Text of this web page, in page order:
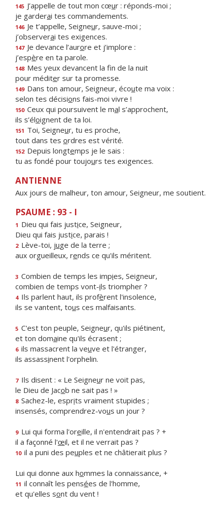
145 J’appelle de tout mon cœur : réponds-moi ;
je garderai tes commandements.
146 Je t’appelle, Seigneur, sauve-moi ;
j’observerai tes exigences.
147 Je devance l’aurore et j’implore :
j’espère en ta parole.
148 Mes yeux devancent la fn de la nuit
pour méditer sur ta promesse.
149 Dans ton amour, Seigneur, écoute ma voix :
selon tes décisions fais-moi vivre !
150 Ceux qui poursuivent le mal s’approchent,
ils s’éloignent de ta loi.
151 Toi, Seigneur, tu es proche,
tout dans tes ordres est vérité.
152 Depuis longtemps je le sais :
tu as fondé pour toujours tes exigences.
ANTIENNE
Aux jours de malheur, ton amour, Seigneur, me soutient.
PSAUME : 93 - I
1 Dieu qui fais justice, Seigneur,
Dieu qui fais justice, parais !
2 Lève-toi, juge de la terre ;
aux orgueilleux, rends ce qu'ils méritent.
3 Combien de temps les impies, Seigneur,
combien de temps vont-ils triompher ?
4 Ils parlent haut, ils profèrent l'insolence,
ils se vantent, tous ces malfaisants.
5 C'est ton peuple, Seigneur, qu'ils piétinent,
et ton domaine qu'ils écrasent ;
6 ils massacrent la veuve et l'étranger,
ils assassinent l'orphelin.
7 Ils disent : « Le Seigneur ne voit pas,
le Dieu de Jacob ne sait pas ! »
8 Sachez-le, esprits vraiment stupides ;
insensés, comprendrez-vous un jour ?
9 Lui qui forma l'oreille, il n'entendrait pas ? +
il a façonné l'œil, et il ne verrait pas ?
10 il a puni des peuples et ne châtierait plus ?
Lui qui donne aux hommes la connaissance, +
11 il connaît les pensées de l'homme,
et qu'elles sont du vent !